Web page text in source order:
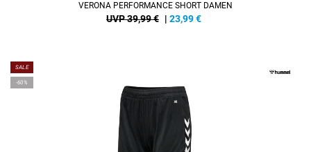
VERONA PERFORMANCE SHORT DAMEN
UVP 39,99 € | 23,99€
SALE
-60%